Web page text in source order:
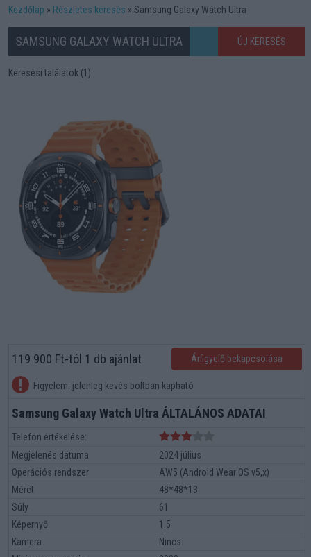
Kezdőlap Részletes keresés Samsung Galaxy Watch Ultra
SAMSUNG GALAXY WATCH ULTRA ÚJ KERESÉS
Keresési találatok (1)
119 900 Ft-tól 1 db ajánlat Árfigyelő bekapcsolása
Figyelem: jelenleg kevés boltban kapható
Samsung Galaxy Watch Ultra ÁLTALÁNOS ADATAI
Telefon értékelése:
Megjelenés dátuma
2024 július
Operációs rendszer
AW5 (Android Wear OS v5,x)
Méret
48*48*13
Súly
61
Képernyő
1.5
Kamera
Nincs